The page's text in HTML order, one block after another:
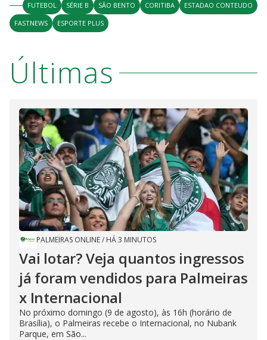
FUTEBOL SÉRIE B SÃO BENTO CORITIBA
ESTADAO CONTEUDO
FASTNEWS
ESPORTE PLUS
Últimas
PALMEIRAS ONLINE/ HÁ 3 MINUTOS
Vai lotar? Veja quantos ingressos
já foram vendidos para Palmeiras
x Internacional
No próximo domingo (9 de agosto), às 16h (horário de
Brasília), o Palmeiras recebe o Internacional, no Nubank
Parque, em São...